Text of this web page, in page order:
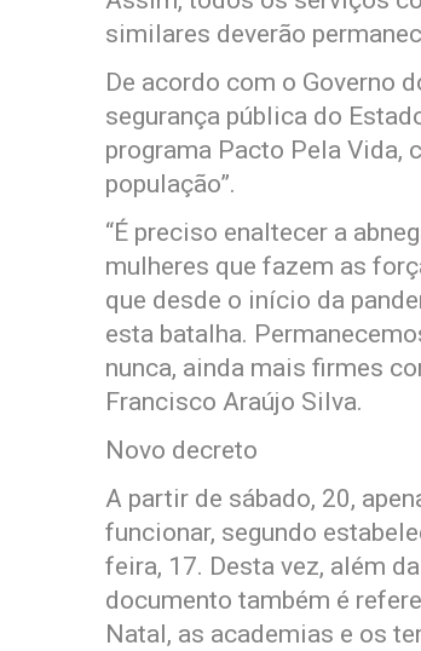
similares deverão
De acordo com o Governo
segurança pública do
programa Pacto Pela Vida,
população”.
“É preciso enaltecer a
mulheres que fazem as
que desde o início da
esta batalha.
nunca, ainda mais firmes
Francisco Araújo Silva.
Novo decreto
A partir de sábado, 20,
funcionar, segundo
feira, 17. Desta vez, além
documento também é
Natal, as academias e os